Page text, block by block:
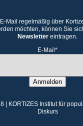
Mail regelmäßig über
möchten, können Sie
Newsletter eintragen.
E-Mail*
Anmelden
| KORTIZES Institut für
Diskurs